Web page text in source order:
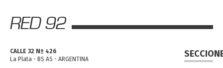
CALLE 32 Nº 426
La Plata - BS AS - ARGENTINA